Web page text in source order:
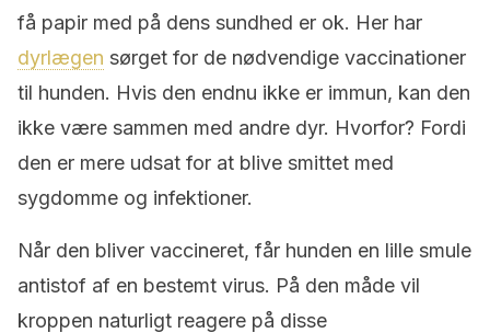
få papir med på dens sundhed er ok. Her har
dyrlægen sørget for de nødvendige vaccinationer
til hunden. Hvis den endnu ikke er immun, kan den
ikke være sammen med andre dyr. Hvorfor? Fordi
den er mere udsat for at blive smittet med
sygdomme og infektioner.
Når den bliver vaccineret, får hunden en lille smule
antistof af en bestemt virus. På den måde vil
kroppen naturligt reagere på disse